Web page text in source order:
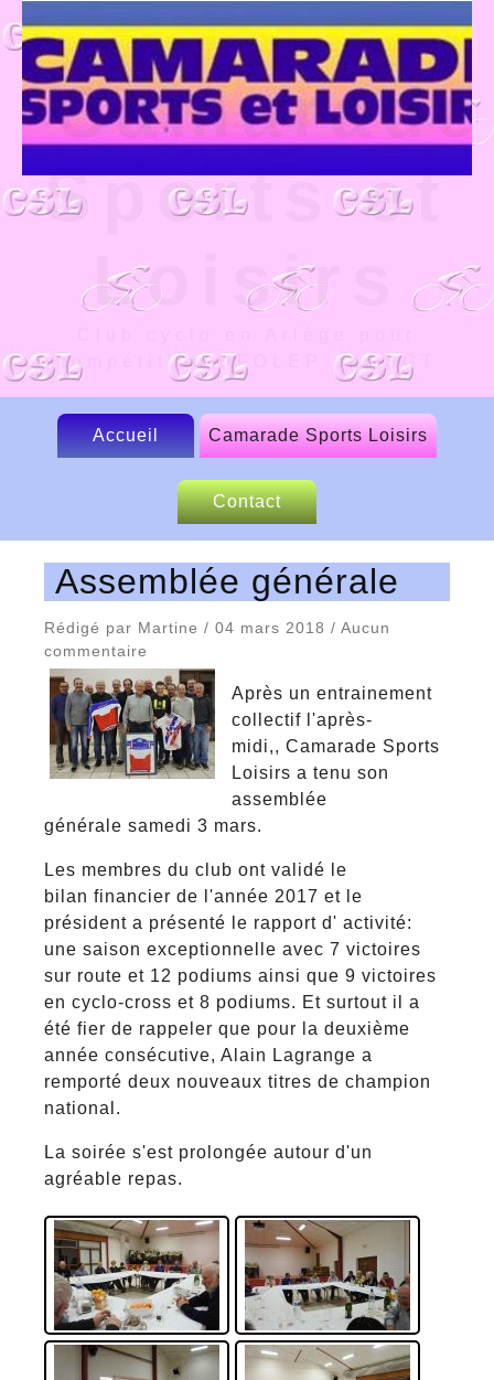
Camarade
Sports et
Loisirs
compétition UFOLEP et FSGT
Accueil Camarade Sports Loisirs
Le CSL
Nos sponsors
Contact
Assemblée générale
Rédigé par Martine / 04 mars 2018 / Aucun
commentaire
Après un entrainement
collectif l'après-
midi,, Camarade Sports
Loisirs a tenu son
assemblée
générale samedi 3 mars.
Les membres du club ont validé le
bilan financier de l'année 2017 et le
président a présenté le rapport d' activité:
une saison exceptionnelle avec 7 victoires
sur route et 12 podiums ainsi que 9 victoires
en cyclo-cross et 8 podiums. Et surtout il a
été fier de rappeler que pour la deuxième
année consécutive, Alain Lagrange a
remporté deux nouveaux titres de champion
national.
La soirée s'est prolongée autour d'un
agréable repas.